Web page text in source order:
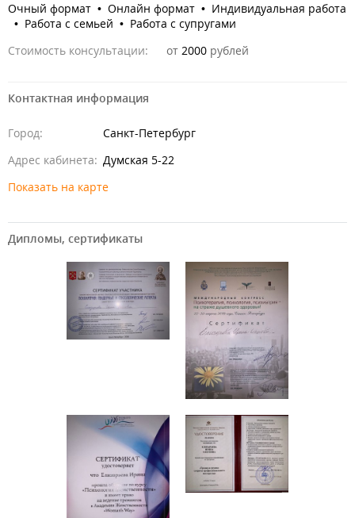
Очный формат • Онлайн формат • Индивидуальная работа
• Работа с семьей • Работа с супругами
Стоимость консультации:
от 2000 рублей
Контактная информация
Город:
Санкт-Петербург
Адрес кабинета: Думская 5-22
Показать на карте
Идет загрузка...
Дипломы, сертификаты